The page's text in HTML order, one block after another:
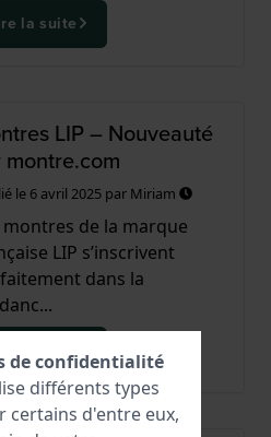
la suite
LIP – Nouveauté
montre.com
le 6 avril 2025par Miriam
montres de la marque
LIP s’inscrivent
dans la
Lire la suite
de confidentialité
différents types
certains d'entre eux,